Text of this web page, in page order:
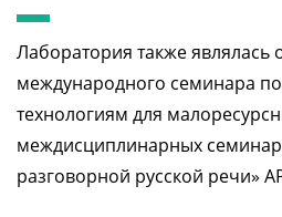
Лаборатория также являлась
международного семинара
технологиям для
междисциплинарных
разговорной русской речи»